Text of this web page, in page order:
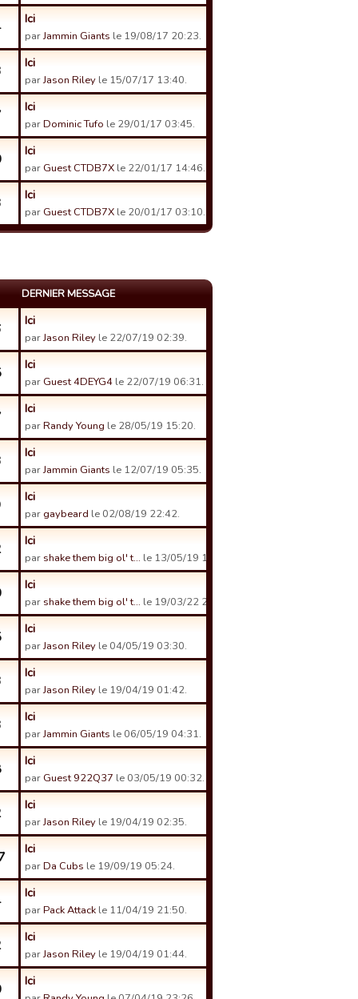
Ici
parJammin Giants le 19/08/17 20:23.
Ici
parJason Riley le 15/07/17 13:40.
Ici
parDominic Tufo le 29/01/17 03:45.
Ici
par Guest CTDB7X le 22/01/17 14:46.
Ici
par Guest CTDB7X le 20/01/17 03:10.
DERNIER MESSAGE
Ici
parJason Riley le 22/07/19 02:39.
Ici
par Guest 4DEYG4 le 22/07/19 06:31.
Ici
parRandy Young le 28/05/19 15:20.
Ici
parJammin Giants le 12/07/19 05:35.
Ici
par gaybeard le 02/08/19 22:42.
Ici
par shake them big ol' t… le 13/05/19 14:16.
Ici
par shake them big ol' t… le 19/03/22 20:49.
Ici
parJason Riley le 04/05/19 03:30.
Ici
parJason Riley le 19/04/19 01:42.
Ici
parJammin Giants le 06/05/19 04:31.
Ici
par Guest 922Q37 le 03/05/19 00:32.
Ici
parJason Riley le 19/04/19 02:35.
Ici
parDa Cubs le 19/09/19 05:24.
Ici
parPack Attack le 11/04/19 21:50.
Ici
parJason Riley le 19/04/19 01:44.
Ici